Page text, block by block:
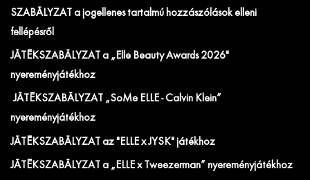
SZABÁLYZAT a jogellenes tartalmú hozzászólások elleni
fellépésről
JÁTÉKSZABÁLYZAT a „Elle Beauty Awards 2026"
nyereményjátékhoz
JÁTÉKSZABÁLYZAT „SoMe ELLE - Calvin Klein”
nyereményjátékhoz
JÁTÉKSZABÁLYZAT az "ELLE x JYSK" játékhoz
JÁTÉKSZABÁLYZAT a „ELLE x Tweezerman” nyereményjátékhoz